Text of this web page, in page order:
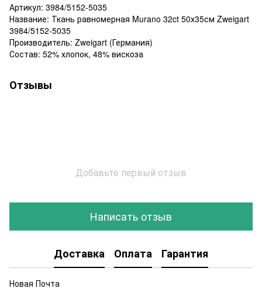
Артикул: 3984/5152-5035
Название: Ткань равномерная Murano 32ct 50х35см Zweigart
3984/5152-5035
Производитель: Zweigart (Германия)
Состав: 52% хлопок, 48% вискоза
Отзывы
Добавьте первый отзыв
Написать отзыв
Доставка Оплата Гарантия
Новая Почта